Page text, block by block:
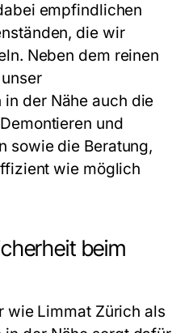
empfindlichen
die wir
Neben dem reinen
in der Nähe auch die
und
sowie die Beratung,
wie möglich
beim
wie Limmat Zürich als